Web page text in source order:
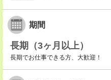
期間
長期（3ヶ月以上）
長期でお仕事できる方、大歓迎！